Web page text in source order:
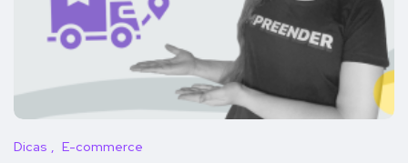
Dicas E-commerce